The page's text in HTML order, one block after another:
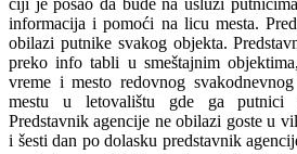
čiji je posao da bude na usluzi
informacija i pomoći na licu mesta.
obilazi putnike svakog objekta.
preko info tabli u smeštajnim
vreme i mesto redovnog
mestu u letovalištu gde ga putnici
Predstavnik agencije ne obilazi goste u
i šesti dan po dolasku predstavnik